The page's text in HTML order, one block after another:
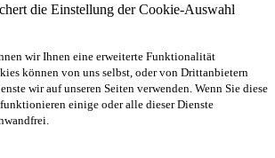
die Einstellung der Cookie-Auswahl
wir Ihnen eine erweiterte Funktionalität
können von uns selbst, oder von Drittanbietern
wir auf unseren Seiten verwenden. Wenn Sie diese
einige oder alle dieser Dienste